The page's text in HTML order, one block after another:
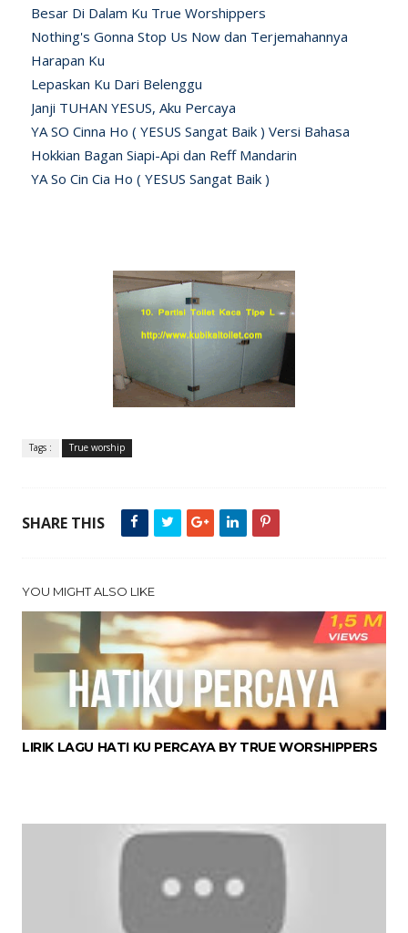
Besar Di Dalam Ku True Worshippers
Nothing's Gonna Stop Us Now dan Terjemahannya
Harapan Ku
Lepaskan Ku Dari Belenggu
Janji TUHAN YESUS, Aku Percaya
YA SO Cinna Ho ( YESUS Sangat Baik ) Versi Bahasa
Hokkian Bagan Siapi-Api dan Reff Mandarin
YA So Cin Cia Ho ( YESUS Sangat Baik )
Tags : True worship
SHARE THIS
YOU MIGHT ALSO LIKE
LIRIK LAGU HATI KU PERCAYA BY TRUE WORSHIPPERS